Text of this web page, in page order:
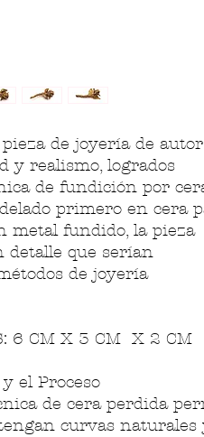
de joyería de
y realismo, logrados
de fundición por
primero en cera
metal fundido, la pieza
detalle que serían
de joyería
6 CM X 3 CM X 2 CM
el Proceso
de cera perdida
curvas naturales